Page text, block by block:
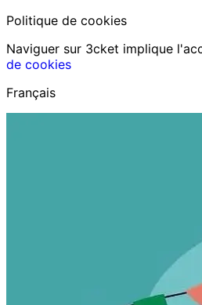
Politique de cookies
Naviguer sur 3cket implique
de cookies
Français